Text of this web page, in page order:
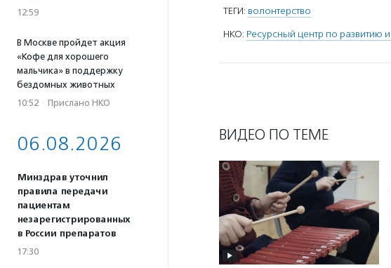
12:59
В Москве пройдет акция
«Кофе для хорошего
мальчика» в поддержку
бездомных животных
10:52 · Прислано НКО
06.08.2026
Минздрав уточнил
правила передачи
пациентам
незарегистрированных
в России препаратов
17:30
ТЕГИ: волонтерство
НКО: Ресурсный центр по
ВИДЕО ПО ТЕМЕ